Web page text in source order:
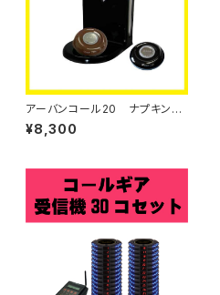
アーバンコール20 ナプキン＆
メニュー立て付きＬＥＤ送信ボタ
ン【単品】
¥8,300